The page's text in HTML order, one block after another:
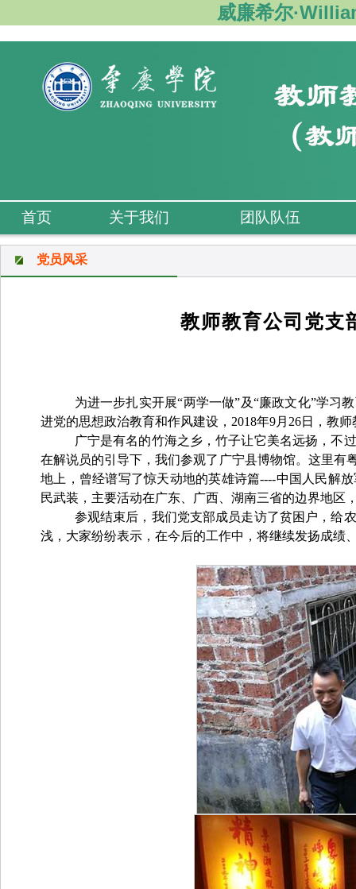
威廉希尔
首页 关于我们 团队队伍
党员风采
教师教育公司党支
为进一步扎实开展“两学一做”及“廉政文化”学习
进党的思想政治教育和作风建设， 2018年9月 26日，教
广宁是有名的竹海之乡，竹子让它美名远扬，不
在解说员的引导下，我们参观了广宁县博物馆。这里有
地上，曾经谱写了惊天动地的英雄诗篇----中国人民解
民武装，主要活动在广东、广西、湖南三省的边界地
参观结束后，我们党支部成员走访了贫困户，给
浅，大家纷纷表示，在今后的工作中，将继续发扬成绩